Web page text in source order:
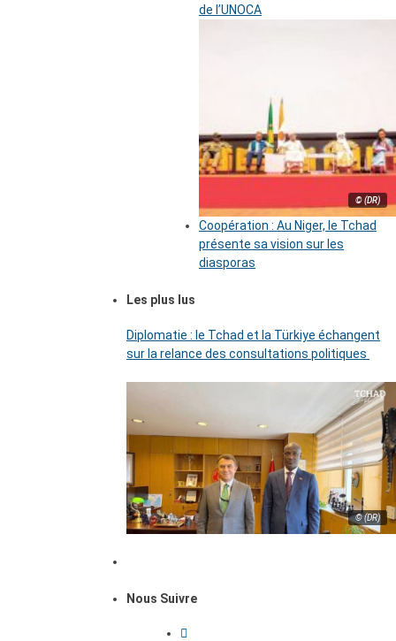
de l’UNOCA
© (DR)
Coopération : Au Niger, le Tchad
présente sa vision sur les
diasporas
Les plus lus
Diplomatie : le Tchad et la Türkiye échangent
sur la relance des consultations politiques
© (DR)
Nous Suivre